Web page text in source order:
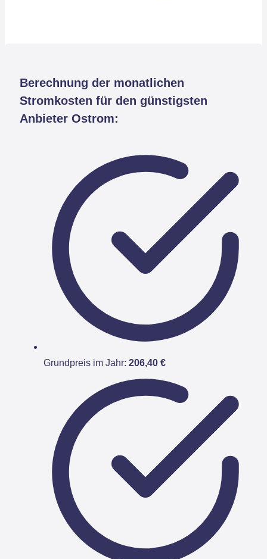
Berechnung der monatlichen
Stromkosten für den günstigsten
Anbieter Ostrom:
Grundpreis im Jahr: 206,40 €